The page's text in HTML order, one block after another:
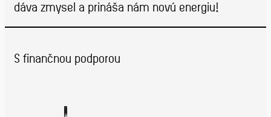
dáva zmysel a prináša nám novú energiu!
S finančnou podporou